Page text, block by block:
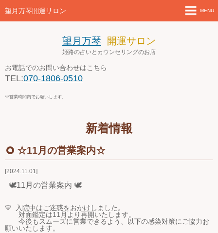
望月万琴開運サロン
望月万琴 開運サロン
姫路の占いとカウンセリングのお店
お電話でのお問い合わせはこちら
TEL:070-1806-0510
※営業時間内でお願いします。
MENU
店舗案内とアクセス
お問い合わせ
４月の営業案内
新着情報
2024.11.01
☆11月の営業案内☆
🕊11月の営業案内 🕊
💛 入院中はご迷惑をおかけしました。
対面鑑定は11月より再開いたします。
今後もスムーズに営業できるよう、以下の感染対策にご協力お
願いいたします。